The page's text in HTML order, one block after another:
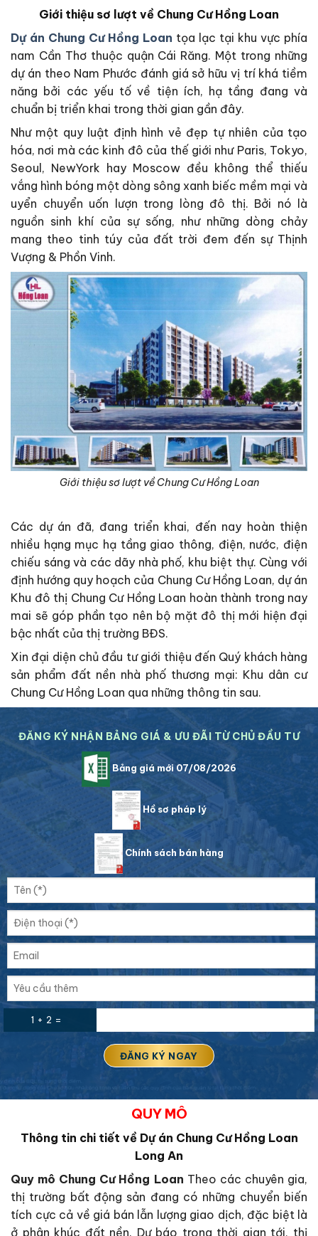
Giới thiệu sơ lượt về Chung Cư Hồng Loan
Dự án Chung Cư Hồng Loan tọa lạc tại khu vực phía
nam Cần Thơ thuộc quận Cái Răng. Một trong những
dự án theo Nam Phước đánh giá sở hữu vị trí khá tiềm
năng bởi các yếu tố về tiện ích, hạ tầng đang và
chuẩn bị triển khai trong thời gian gần đây.
Như một quy luật định hình vẻ đẹp tự nhiên của tạo
hóa, nơi mà các kinh đô của thế giới như Paris, Tokyo,
Seoul, NewYork hay Moscow đều không thể thiếu
vắng hình bóng một dòng sông xanh biếc mềm mại và
uyển chuyển uốn lượn trong lòng đô thị. Bởi nó là
nguồn sinh khí của sự sống, như những dòng chảy
mang theo tinh túy của đất trời đem đến sự Thịnh
Vượng & Phồn Vinh.
Giới thiệu sơ lượt về Chung Cư Hồng Loan
Các dự án đã, đang triển khai, đến nay hoàn thiện
nhiều hạng mục hạ tầng giao thông, điện, nước, điện
chiếu sáng và các dãy nhà phố, khu biệt thự. Cùng với
định hướng quy hoạch của Chung Cư Hồng Loan, dự án
Khu đô thị Chung Cư Hồng Loan hoàn thành trong nay
mai sẽ góp phần tạo nên bộ mặt đô thị mới hiện đại
bậc nhất của thị trường BĐS.
Xin đại diện chủ đầu tư giới thiệu đến Quý khách hàng
sản phẩm đất nền nhà phố thương mại: Khu dân cư
Chung Cư Hồng Loan qua những thông tin sau.
ĐĂNG KÝ NHẬN BẢNG GIÁ & ƯU ĐÃI TỪ CHỦ ĐẦU TƯ
Bảng giá mới 07/08/2026
Hồ sơ pháp lý
Chính sách bán hàng
1 + 2 =
QUY MÔ
Thông tin chi tiết về Dự án Chung Cư Hồng Loan
Long An
Quy mô Chung Cư Hồng Loan Theo các chuyên gia,
thị trường bất động sản đang có những chuyển biến
tích cực cả về giá bán lẫn lượng giao dịch, đặc biệt là
ở phân khúc đất nền. Dự báo trong thời gian tới, thị